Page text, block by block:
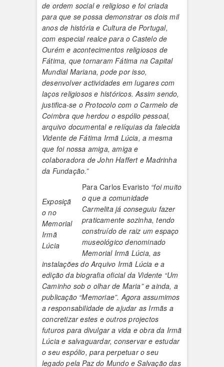
de ordem social e religioso e foi criada
para que se possa demonstrar os dois mil
anos de história e Cultura de Portugal,
com especial realce para o Castelo de
Ourém e acontecimentos religiosos de
Fátima, que tornaram Fátima na Capital
Mundial Mariana, pode por isso,
desenvolver actividades em lugares com
laços religiosos e históricos. Assim sendo,
justifica-se o Protocolo com o Carmelo de
Coimbra que herdou o espólio pessoal,
arquivo documental e relíquias da falecida
Vidente de Fátima Irmã Lúcia, a mesma
que foi nossa amiga, amiga e
colaboradora de John Haffert e Madrinha
da Fundação.”
Exposiçã
o no
Memorial
Irmã
Lúcia
Para Carlos Evaristo “foi muito
o que a comunidade
Carmelita já conseguiu fazer
praticamente sozinha, tendo
construído de raiz um espaço
museológico denominado
Memorial Irmã Lúcia, as
instalações do Arquivo Irmã Lúcia e a
edição da biografia oficial da Vidente “Um
Caminho sob o olhar de Maria” e ainda, a
publicação “Memoriae”. Agora assumimos
a responsabilidade de ajudar as Irmãs a
concretizar estes e outros projectos
futuros para divulgar a vida e obra da Irmã
Lúcia e salvaguardar, conservar e estudar
o seu espólio, para perpetuar o seu
legado pela Paz do Mundo e Salvação das